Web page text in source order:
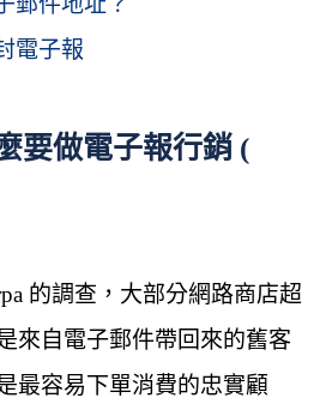
電子報
要做電子報行銷 (
的調查，大部分網路商店超
來自電子郵件帶回來的舊客
最容易下單消費的忠實顧